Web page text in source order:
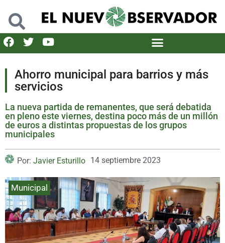
Ahorro municipal para barrios y más
servicios
La nueva partida de remanentes, que será debatida
en pleno este viernes, destina poco más de un millón
de euros a distintas propuestas de los grupos
municipales
Por: Javier Esturillo 14 septiembre 2023
Municipal